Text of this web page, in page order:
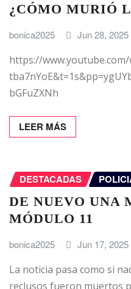
¿CÓMO MURIÓ
bonica2025 Jun 28, 2025
https://www.youtube.com/
bGFuZXNh
LEER MÁS
DESTACADAS
DE NUEVO UNA
MÓDULO 11
bonica2025 Jun 17, 2025
La noticia pasa como si
reclusos fueron muertos